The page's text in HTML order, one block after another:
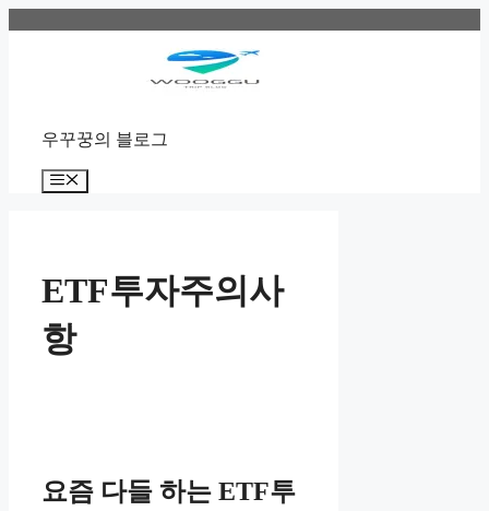
to
우꾸꿍의 블로그
Menu
ETF투자주의사
항
요즘 다들 하는 ETF투